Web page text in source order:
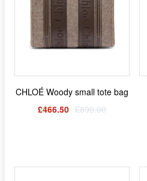
CHLOÉ Woody small tote bag
£466.50 £890.00